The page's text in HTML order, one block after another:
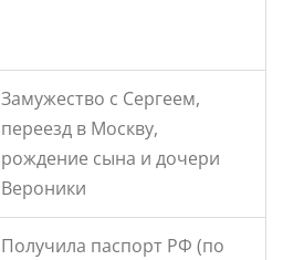
Замужество с Сергеем,
переезд в Москву,
рождение сына и дочери
Вероники
Получила паспорт РФ (по